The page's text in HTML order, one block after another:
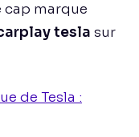
cap marque
tesla sur
de Tesla :